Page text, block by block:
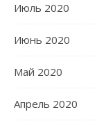
Июль 2020
Июнь 2020
Май 2020
Апрель 2020